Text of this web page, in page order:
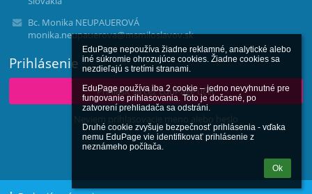
EduPage nepoužíva žiadne reklamné, analytické alebo
iné súkromie ohrozujúce cookies. Žiadne cookies sa
nezdieľajú s tretími stranami.
EduPage používa iba 2 cookie – jedno nevyhnutné pre
fungovanie prihlasovania. Toto je dočasné, po
zatvorení prehliadača sa odstráni.
Druhé cookie zvyšuje bezpečnosť prihlásenia - vďaka
nemu EduPage vie identifikovať prihlásenie z
neznámeho počítača.
Ok
Bc. Monika NEUPAUEROVÁ
monika.neupauerova@msmiloslavov.sk
Prihlásenie
Prihlásiť sa cez EduPage účet
Neviem prihlasovacie meno alebo heslo